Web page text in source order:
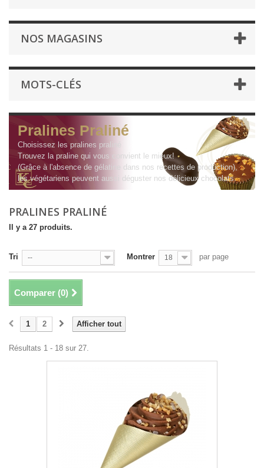
NOS MAGASINS
MOTS-CLÉS
Pralines Praliné
Choisissez les pralines praliné
Trouvez la praline qui vous convient le mieux!
(Grâce à l'absence de gélatine dans nos recettes de production),
les végétariens peuvent aussi déguster nos délicieux chocolats.
PRALINES PRALINÉ
Il y a 27 produits.
Tri -- Montrer 18 par page
Comparer (0)
Afficher tout
1 2
Résultats 1 - 18 sur 27.